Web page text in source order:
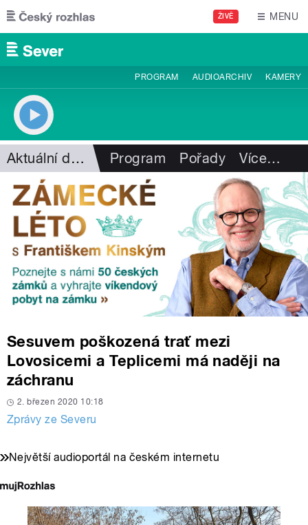
Přejít k hlavnímu obsahu
ŽIVĚ MENU
PROGRAM AUDIOARCHIV KAMERY
Aktuální dění Program Pořady Více…
Sesuvem poškozená trať mezi
Lovosicemi a Teplicemi má naději na
záchranu
2. březen 2020 10:18
Zprávy ze Severu
Největší audioportál na českém internetu